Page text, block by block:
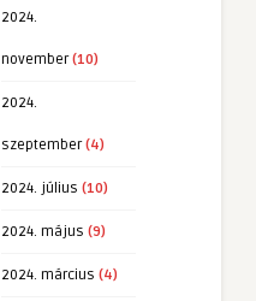
2024.
november(10)
2024.
szeptember(4)
2024. július (10)
2024. május (9)
2024. március (4)